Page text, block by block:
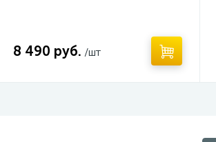
8 490 руб. /шт